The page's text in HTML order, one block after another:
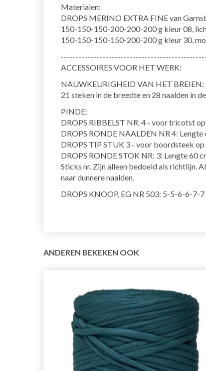
Materialen:
DROPS MERINO EXTRA FINE van
150-150-150-200-200-200 g kleur 08,
150-150-150-150-200-200 g kleur 30,
ACCESSOIRES VOOR HET WERK:
NAUWKEURIGHEID VAN HET BREIEN:
21 steken in de breedte en 28 naalden in
PINDE:
DROPS RIBBELST NR. 4 - voor tricotst
DROPS RONDE NAALDEN NR 4:
DROPS TIP STUK 3 - voor boordsteek op
DROPS RONDE STOK NR: 3: Lengte 60
Sticks nr. Zijn alleen bedoeld als richtlijn.
naar dunnere naalden.
DROPS KNOOP, EG NR 503: 5-5-6-6-7-7
ANDEREN BEKEKEN OOK